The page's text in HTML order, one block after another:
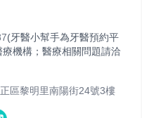
(牙醫小幫手為牙醫預約平
機構；醫療相關問題請洽
區黎明里南陽街24號3樓